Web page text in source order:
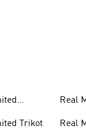
Trikot
Real
Real